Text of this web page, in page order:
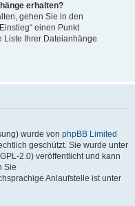
erhalten?
gehen Sie in den
einen Punkt
Liste Ihrer Dateianhänge
wurde von phpBB Limited
geschützt. Sie wurde unter
2.0) veröffentlicht und kann
Sie
Anlaufstelle ist unter